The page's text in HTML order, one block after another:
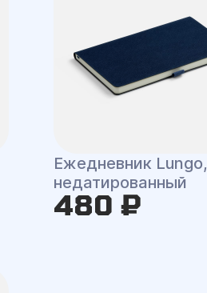
Ежедневник Lungo,
недатированный
480 ₽